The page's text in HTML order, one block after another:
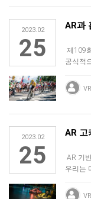
2023.02
25
AR과
제109
공식적
2023.02
25
AR 고
AR 기
우리는